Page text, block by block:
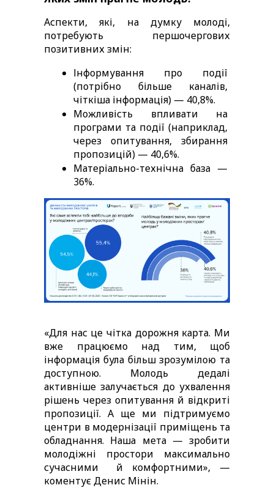
Аспекти, які, на думку молоді,
потребують першочергових
позитивних змін:
Інформування про події
(потрібно більше каналів,
чіткіша інформація) — 40,8%.
Можливість впливати на
програми та події (наприклад,
через опитування, збирання
пропозицій) — 40,6%.
Матеріально-технічна база —
36%.
«Для нас це чітка дорожня карта. Ми
вже працюємо над тим, щоб
інформація була більш зрозумілою та
доступною. Молодь дедалі
активніше залучається до ухвалення
рішень через опитування й відкриті
пропозиції. А ще ми підтримуємо
центри в модернізації приміщень та
обладнання. Наша мета — зробити
молодіжні простори максимально
сучасними
й комфортними», —
коментує Денис Мінін.